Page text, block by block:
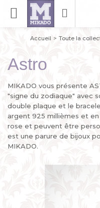
Accueil Toute la
Astro
MIKADO vous présente
"signe du zodiaque" avec
double plaque et le
argent 925 millièmes et
rose et peuvent être
est une parure de bijoux
MIKADO.